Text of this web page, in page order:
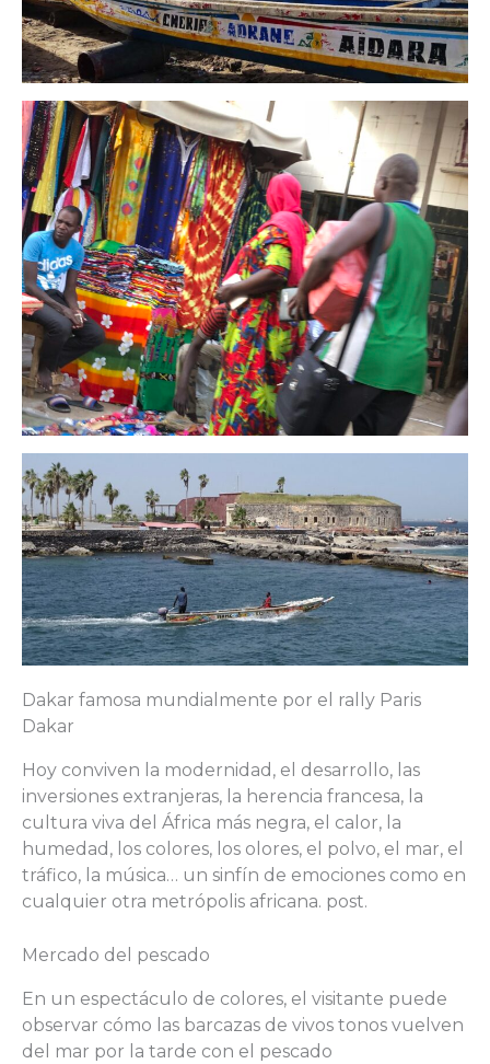
Dakar famosa mundialmente por el rally Paris
Dakar
Hoy conviven la modernidad, el desarrollo, las
inversiones extranjeras, la herencia francesa, la
cultura viva del África más negra, el calor, la
humedad, los colores, los olores, el polvo, el mar, el
tráfico, la música… un sinfín de emociones como en
cualquier otra metrópolis africana. post.
Mercado del pescado
En un espectáculo de colores, el visitante puede
observar cómo las barcazas de vivos tonos vuelven
del mar por la tarde con el pescado